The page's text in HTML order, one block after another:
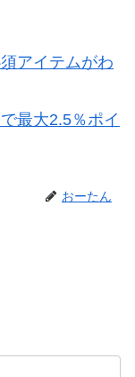
アイテムがわ
最大2.5％ポイ
おーたん